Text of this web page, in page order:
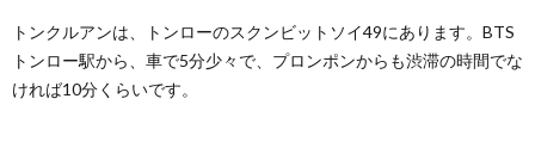
トンクルアンは、トンローのスクンビットソイ49にあります。BTS
トンロー駅から、車で5分少々で、プロンポンからも渋滞の時間でな
ければ10分くらいです。